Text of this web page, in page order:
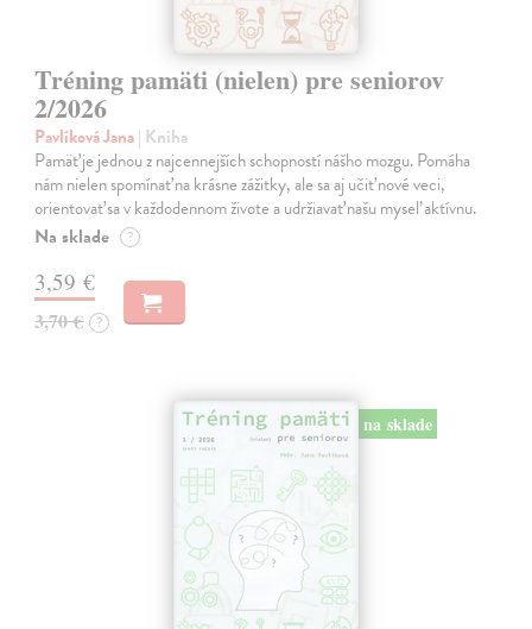
Tréning pamäti (nielen) pre seniorov
2/2026
Pavlíková Jana| Kniha
Pamäť je jednou z najcennejších schopností nášho mozgu. Pomáha
nám nielen spomínať na krásne zážitky, ale sa aj učiť nové veci,
orientovať sa v každodennom živote a udržiavať našu myseľ aktívnu.
Na sklade ?
3,59 €
3,70 € ?
na sklade